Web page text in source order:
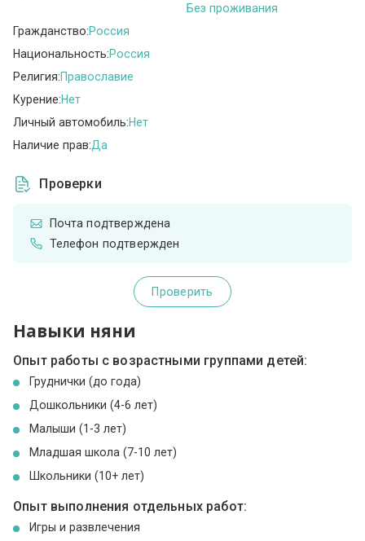
Без проживания
Гражданство:Россия
Национальность:Россия
Религия:Православие
Курение:Нет
Личный автомобиль:Нет
Наличие прав:Да
Проверки
Почта подтверждена
Телефон подтвержден
Проверить
Навыки няни
Опыт работы с возрастными группами детей:
Груднички (до года)
Дошкольники (4-6 лет)
Малыши (1-3 лет)
Младшая школа (7-10 лет)
Школьники (10+ лет)
Опыт выполнения отдельных работ:
Игры и развлечения